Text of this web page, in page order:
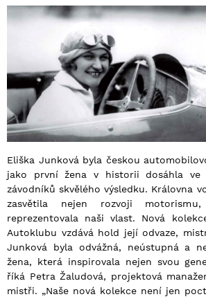
Eliška Junková byla českou
jako první žena v historii dosáhla ve
závodníků skvělého výsledku. Královna
zasvětila nejen rozvoji
reprezentovala naši vlast. Nová
Autoklubu vzdává hold její odvaze,
Junková byla odvážná, neústupná a
žena, která inspirovala nejen svou
říká Petra Žaludová, projektová
mistři. „Naše nová kolekce není jen